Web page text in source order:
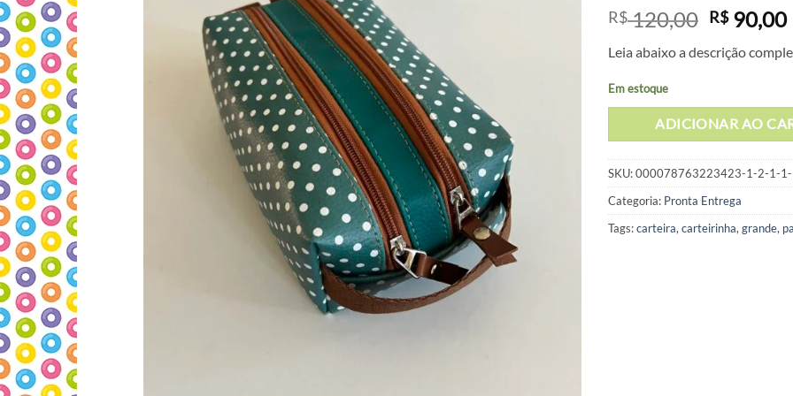
R$120,00 O
preço
original
R$
R$90,00O
Leia abaixo a descrição
Em estoque
ADICIONAR AO
SKU:000078763223423-1-2-1-
Categoria: Pronta Entrega
Tags:carteira,carteirinha,grande,